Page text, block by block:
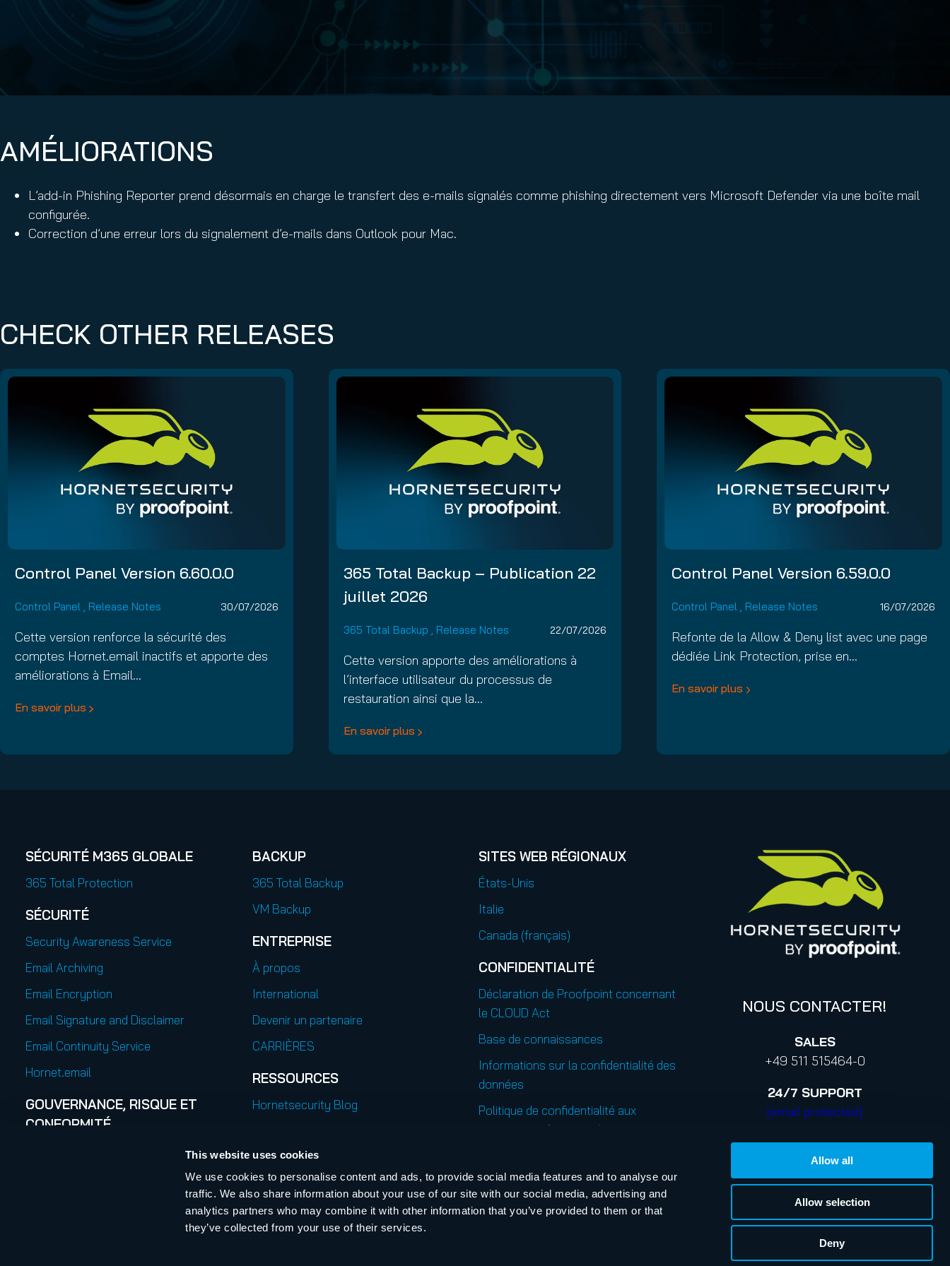
This website uses cookies
We use cookies to personalise content and ads, to provide social media features and to analyse our
traffic. We also share information about your use of our site with our social media, advertising and
analytics partners who may combine it with other information that you’ve provided to them or that
they’ve collected from your use of their services.
Allow all
Allow selection
Deny
AMÉLIORATIONS
L’add-in Phishing Reporter prend désormais en charge le transfert des e-mails signalés comme phishing directement vers Microsoft Defender via une boîte mail
configurée.
Correction d’une erreur lors du signalement d’e-mails dans Outlook pour Mac.
CHECK OTHER RELEASES
Control Panel Version 6.60.0.0
Control Panel , Release Notes 30/07/2026
Cette version renforce la sécurité des
comptes Hornet.email inactifs et apporte des
améliorations à Email…
En savoir plus
365 Total Backup – Publication 22
juillet 2026
365 Total Backup , Release Notes 22/07/2026
Cette version apporte des améliorations à
l’interface utilisateur du processus de
restauration ainsi que la…
En savoir plus
Control Panel Version 6.59.0.0
Control Panel , Release Notes 16/07/2026
Refonte de la Allow & Deny list avec une page
dédiée Link Protection, prise en…
En savoir plus
SÉCURITÉ M365 GLOBALE
365 Total Protection
SÉCURITÉ
Security Awareness Service
Email Archiving
Email Encryption
Email Signature and Disclaimer
Email Continuity Service
Hornet.email
GOUVERNANCE, RISQUE ET
CONFORMITÉ
BACKUP
365 Total Backup
VM Backup
ENTREPRISE
À propos
International
Devenir un partenaire
CARRIÈRES
RESSOURCES
Hornetsecurity Blog
Release Notes
SITES WEB RÉGIONAUX
États-Unis
Italie
Canada (français)
CONFIDENTIALITÉ
Déclaration de Proofpoint concernant
le CLOUD Act
Base de connaissances
Informations sur la confidentialité des
données
Politique de confidentialité aux
contacts professionnels
Code de conduite et Code d’éthique
NOUS CONTACTER!
SALES
+49 511 515464-0
24/7 SUPPORT
[email protected]
[email protected]